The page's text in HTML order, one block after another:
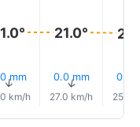
mm
↑
km/h
21.0°
0.0 mm
↑
27.0 km/h
0.0
25.0